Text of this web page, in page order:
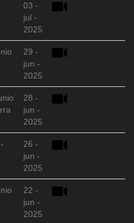
03 -
jul -
2025
29 -
jun -
2025
28 -
jun -
2025
26 -
jun -
2025
22 -
jun -
2025